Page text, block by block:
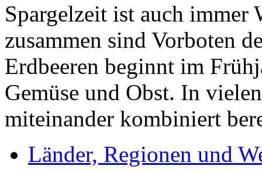
Spargelzeit ist auch immer
zusammen sind Vorboten
Erdbeeren beginnt im
Gemüse und Obst. In
miteinander kombiniert
Länder, Regionen und